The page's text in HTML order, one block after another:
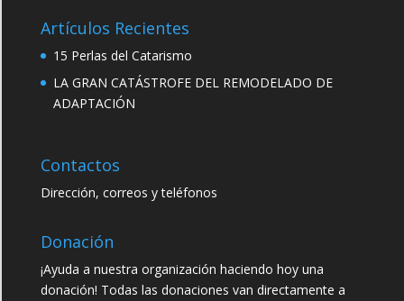
Artículos Recientes
15 Perlas del Catarismo
LA GRAN CATÁSTROFE DEL REMODELADO DE
ADAPTACIÓN
Contactos
Dirección, correos y teléfonos
Donación
¡Ayuda a nuestra organización haciendo hoy una
donación! Todas las donaciones van directamente a